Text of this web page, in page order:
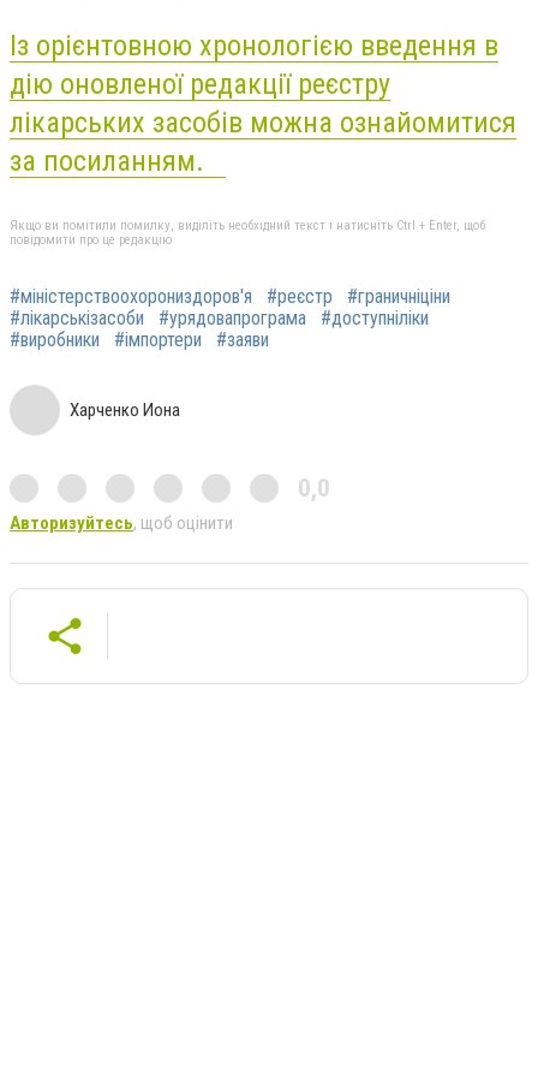
Із орієнтовною хронологією введення в
дію оновленої редакції реєстру
лікарських засобів можна ознайомитися
за посиланням.
Якщо ви помітили помилку, виділіть необхідний текст і натисніть Ctrl + Enter, щоб
повідомити про це редакцію
#міністерствоохорониздоров'я #реєстр
#граничніціни
#лікарськізасоби
#урядовапрограма
#доступніліки
#виробники
#імпортери #заяви
Харченко Иона
0,0
Авторизуйтесь, щоб оцінити